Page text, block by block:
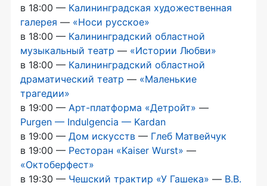
в 18:00 — Калининградская художественная
галерея — «Носи русское»
в 18:00 — Калининградский областной
музыкальный театр — «Истории Любви»
в 18:00 — Калининградский областной
драматический театр — «Маленькие
трагедии»
в 19:00 — Арт-платформа «Детройт» —
Purgen — Indulgencia — Kardan
в 19:00 — Дом искусств — Глеб Матвейчук
в 19:00 — Ресторан «Kaiser Wurst» —
«Октоберфест»
в 19:30 — Чешский трактир «У Гашека» — B.B.